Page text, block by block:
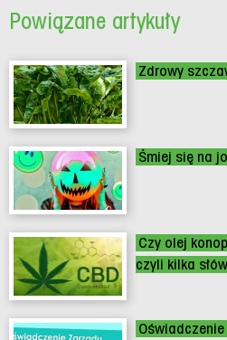
Powiązane artykuły
Zdrowy
Śmiej się na
Czy olej
czyli kilka